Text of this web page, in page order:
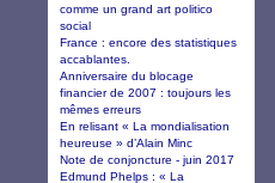
comme un grand art politico
social
France : encore des statistiques
accablantes.
Anniversaire du blocage
financier de 2007 : toujours les
mêmes erreurs
En relisant « La mondialisation
heureuse » d’Alain Minc
Note de conjoncture - juin 2017
Edmund Phelps : « La